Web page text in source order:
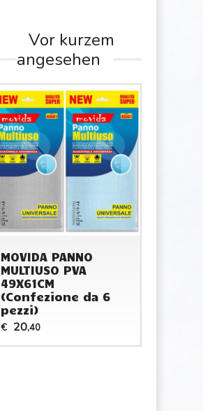
Vor kurzem
angesehen
MOVIDA PANNO
MULTIUSO PVA
49X61CM
(Confezione da 6
pezzi)
€ 20,40